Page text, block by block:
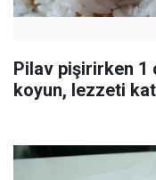
Pilav pişirirken 1
koyun, lezzeti